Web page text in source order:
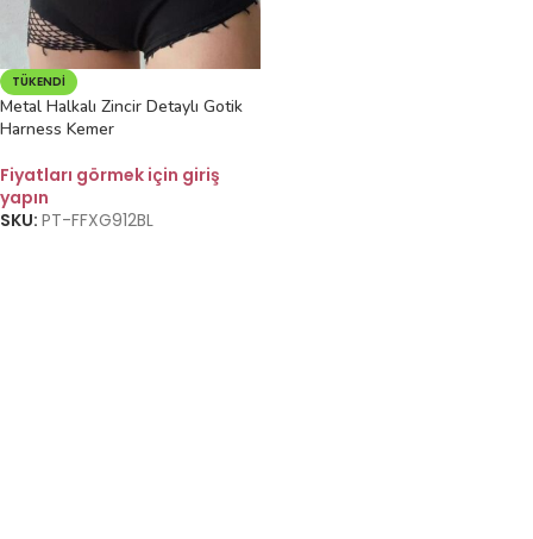
TÜKENDI
Metal Halkalı Zincir Detaylı Gotik
Harness Kemer
Fiyatları görmek için giriş
yapın
SKU: PT-FFXG912BL